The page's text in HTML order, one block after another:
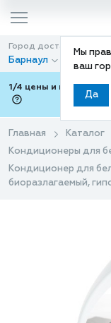
Мы
ваш
Да
Город доставки
Барнаул
1/4 цены и покупки
Главная Каталог
Кондиционеры для
Кондиционер для
биоразлагаемый,